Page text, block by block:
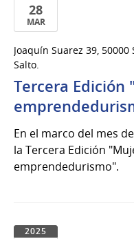
28
MAR
de
Mar
del
2025
Joaquín Suarez 39,
Salto.
Tercera
En el marco del mes
la Tercera Edición
emprendedurismo".
2025